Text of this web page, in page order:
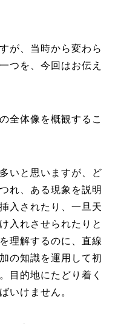
が、当時から変わら
つを、今回はお伝え
全体像を概観するこ
いと思いますが、ど
れ、ある現象を説明
入されたり、一旦天
入れさせられたりと
理解するのに、直線
の知識を運用して初
目的地にたどり着く
いけません。